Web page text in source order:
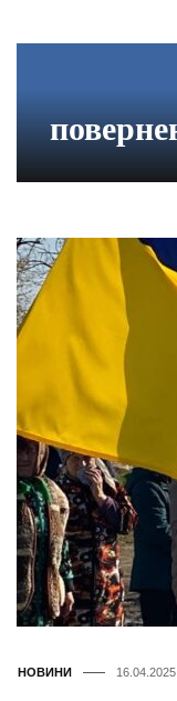
НОВИНИ 16.04.2025